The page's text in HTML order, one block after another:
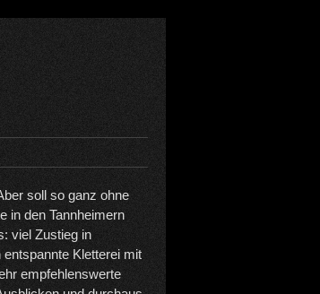
soll so ganz ohne
in den Tannheimern
viel Zustieg in
Kletterei mit
empfehlenswerte